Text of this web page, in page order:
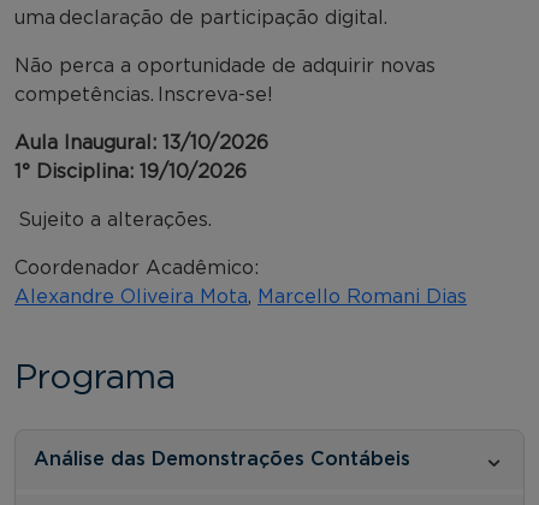
uma declaração de participação digital.
Não perca a oportunidade de adquirir novas
competências. Inscreva-se!
Aula Inaugural: 13/10/2026
1° Disciplina: 19/10/2026
Sujeito a alterações.
Coordenador Acadêmico:
Alexandre Oliveira Mota, Marcello Romani Dias
Programa
Análise das Demonstrações Contábeis